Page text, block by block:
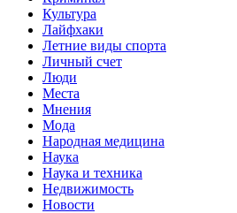
Культура
Лайфхаки
Летние виды спорта
Личный счет
Люди
Места
Мнения
Мода
Народная медицина
Наука
Наука и техника
Недвижимость
Новости